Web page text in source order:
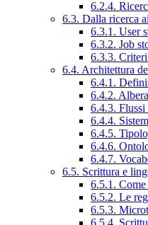
6.2.4.
6.3. Dalla ricerca
6.3.1. User
6.3.2. Job
6.3.3.
6.4. Architettura
6.4.1.
6.4.2.
6.4.3.
6.4.4.
6.4.5.
6.4.6.
6.4.7.
6.5. Scrittura e
6.5.1.
6.5.2. Le
6.5.3.
6.5.4.